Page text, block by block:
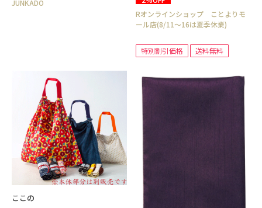
JUNKADO
Rオンラインショップ ことよりモ
ール店(8/11～16は夏季休業)
特別割引価格 送料無料
ここの